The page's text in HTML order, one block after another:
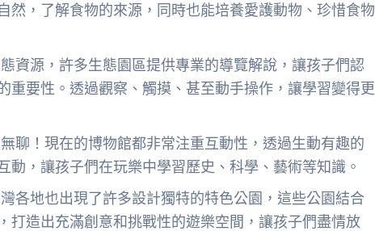
然，了解食物的來源，同時也能培養愛護動物、珍惜食物
資源，許多生態園區提供專業的導覽解說，讓孩子們認
重要性。透過觀察、觸摸、甚至動手操作，讓學習變得更
聊！現在的博物館都非常注重互動性，透過生動有趣的
動，讓孩子們在玩樂中學習歷史、科學、藝術等知識。
各地也出現了許多設計獨特的特色公園，這些公園結合
打造出充滿創意和挑戰性的遊樂空間，讓孩子們盡情放